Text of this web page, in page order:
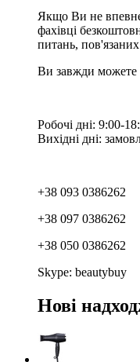
Якщо Ви не
фахівці
питань,
Ви завжди можете
Робочі дні: 9:00-
Вихідні дні:
+38 093 0386262
+38 097 0386262
+38 050 0386262
Skype: beautybuy
Нові